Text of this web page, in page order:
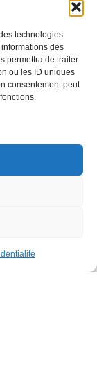
technologies
des
permettra de traiter
ou les ID uniques
consentement peut